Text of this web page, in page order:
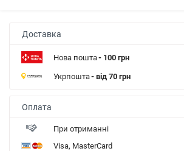
Доставка
Нова пошта- 100 грн
Укрпошта- від 70 грн
Оплата
При отриманні
Visa, MasterCard